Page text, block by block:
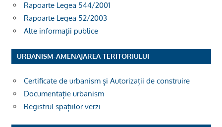
Rapoarte Legea 544/2001
Rapoarte Legea 52/2003
Alte informații publice
URBANISM-AMENAJAREA TERITORIULUI
Certificate de urbanism și Autorizații de construire
Documentație urbanism
Registrul spațiilor verzi